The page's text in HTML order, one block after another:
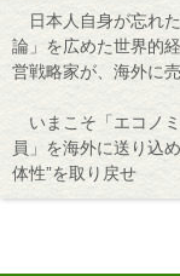
日本人自身が忘れ
論」を広めた世界的
営戦略家が、海外に
いまこそ「エコノ
員」を海外に送り込
体性”を取り戻せ